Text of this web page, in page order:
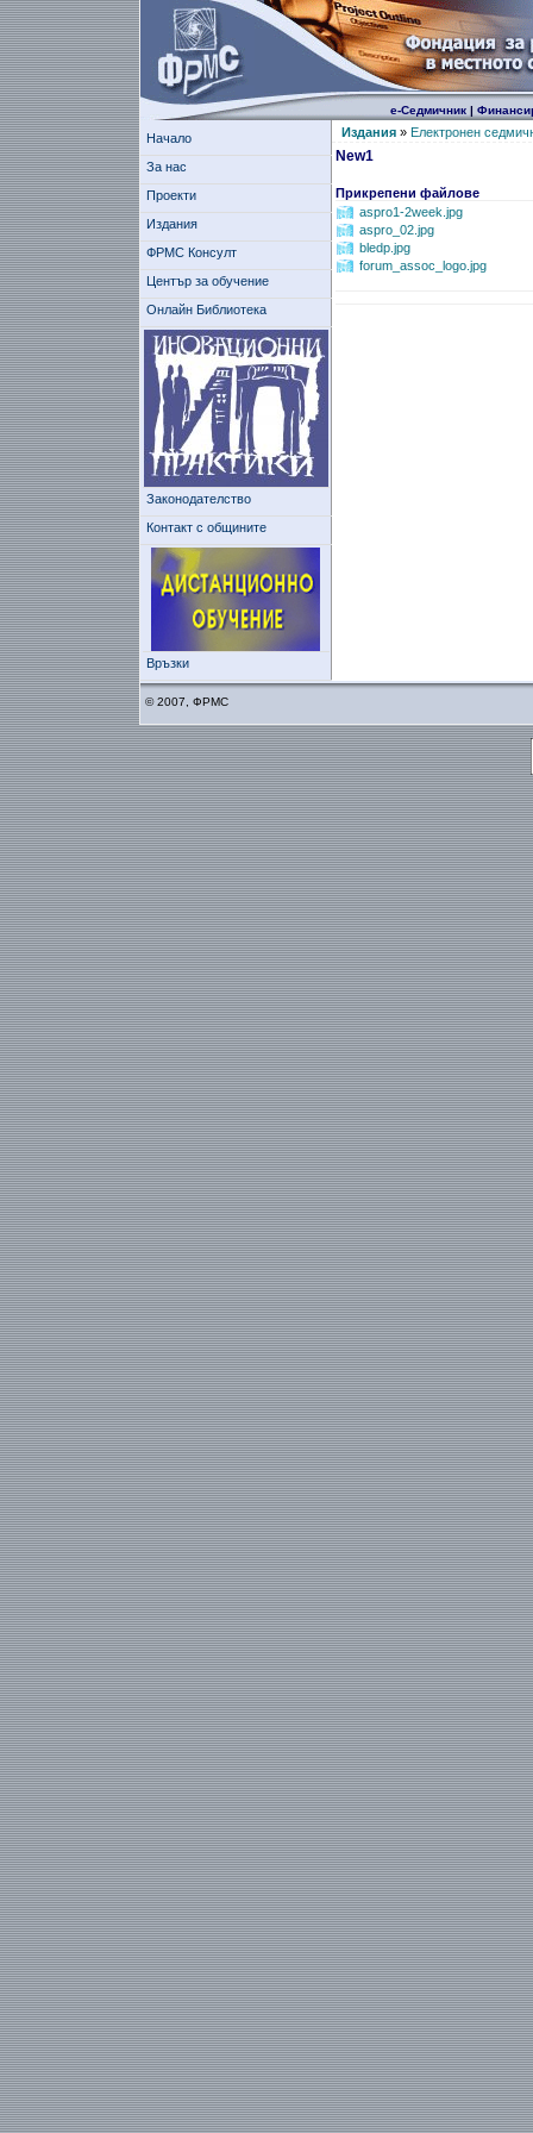
е-Седмичник|
Начало
За нас
Проекти
Издания
ФРМС Консулт
Център за обучение
Онлайн Библиотека
Законодателство
Контакт с общините
Връзки
Издания» Електронен
New1
Прикрепени файлове
aspro1-2week.jpg
aspro_02.jpg
bledp.jpg
forum_assoc_logo.jpg
© 2007, ФРМС